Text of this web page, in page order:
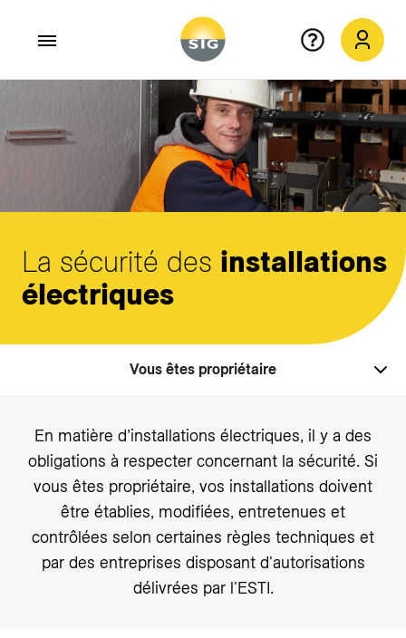
Aller au contenu principal
La sécurité des installations
électriques
Vous êtes propriétaire
En matière d’installations électriques, il y a des
obligations à respecter concernant la sécurité. Si
vous êtes propriétaire, vos installations doivent
être établies, modifiées, entretenues et
contrôlées selon certaines règles techniques et
par des entreprises disposant d'autorisations
délivrées par l'ESTI.